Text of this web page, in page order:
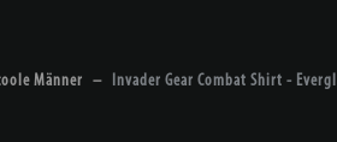
Männer Invader Gear Combat Shirt -